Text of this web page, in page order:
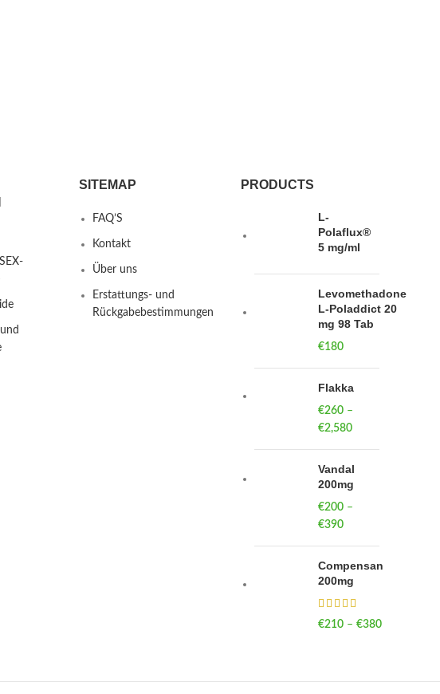
SITEMAP
FAQ’S
Kontakt
Über uns
Erstattungs- und
Rückgabebestimmungen
PRODUCTS
L-
Polaflux®
5 mg/ml
Levomethadone
L-Poladdict 20
mg 98 Tab
€180
Flakka
€260 –
€2,580
€260
through
Vandal
200mg
€200 –
€390
through
Compensan
200mg
€210 – €380